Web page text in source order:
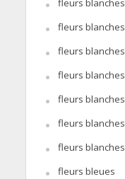
fleurs blanches
fleurs blanches
fleurs blanches
fleurs blanches
fleurs blanches
fleurs blanches
fleurs blanches
fleurs bleues